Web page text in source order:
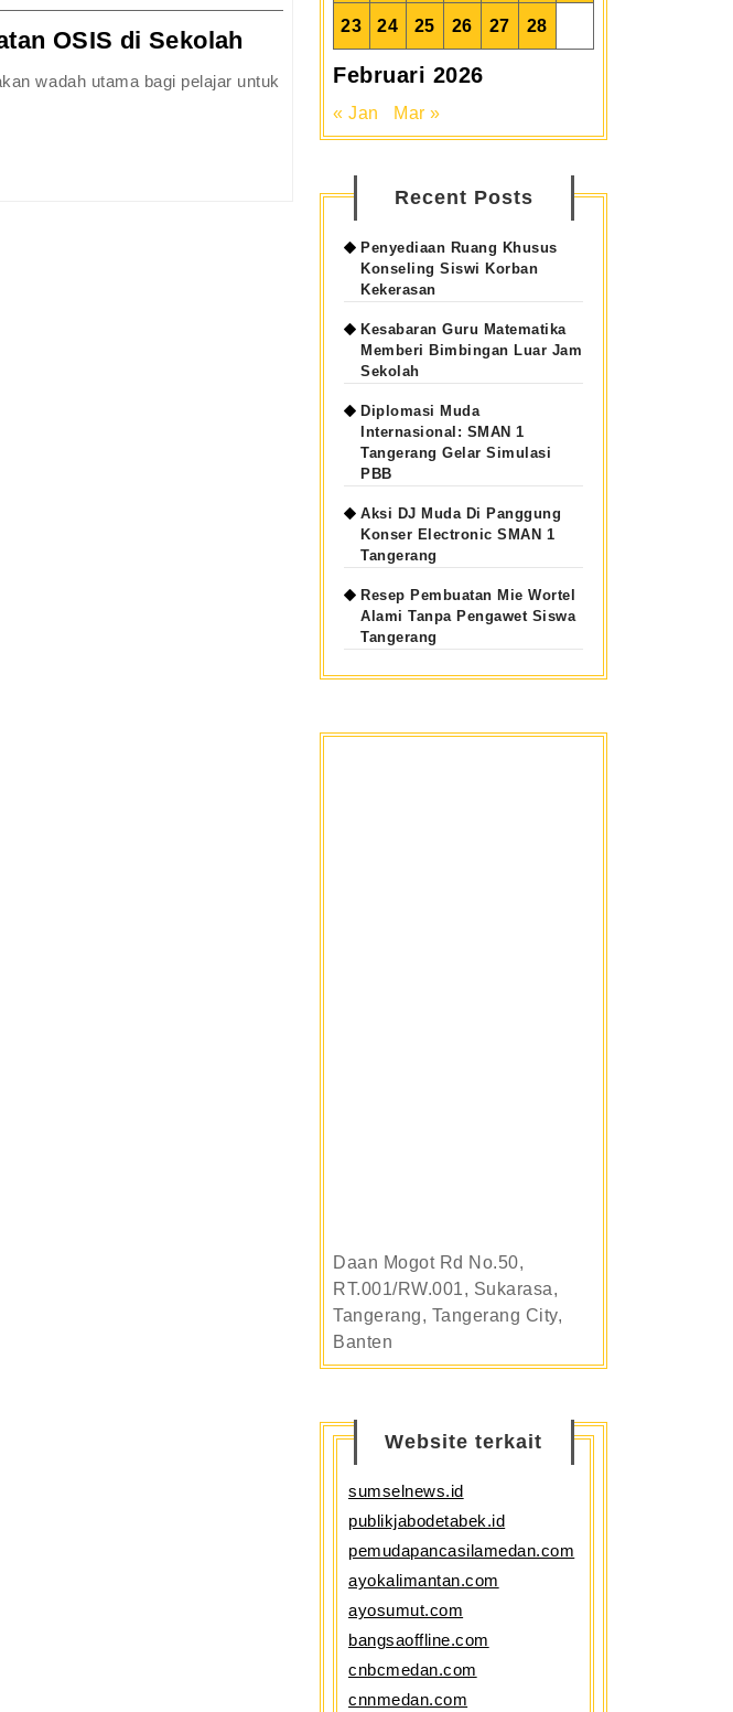
Sosial
OSIS di Sekolah Menumbuhkan
Jiwa
Kepemimpinan
Februari 2026
23 24 25 26 27 28
« Jan Mar »
Recent Posts
Penyediaan Ruang Khusus
Konseling Siswi Korban
Kekerasan
Kesabaran Guru Matematika
Memberi Bimbingan Luar Jam
Sekolah
Diplomasi Muda
Internasional: SMAN 1
Tangerang Gelar Simulasi
PBB
Aksi DJ Muda Di Panggung
Konser Electronic SMAN 1
Tangerang
Resep Pembuatan Mie Wortel
Alami Tanpa Pengawet Siswa
Tangerang
Daan Mogot Rd No.50,
RT.001/RW.001, Sukarasa,
Tangerang, Tangerang City,
Banten
Website terkait
sumselnews.id
publikjabodetabek.id
pemudapancasilamedan.com
ayokalimantan.com
ayosumut.com
bangsaoffline.com
cnbcmedan.com
cnnmedan.com